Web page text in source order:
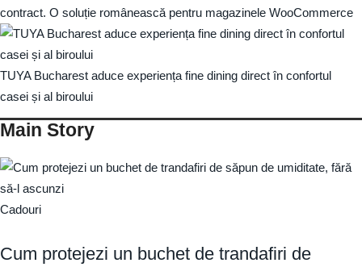
contract. O soluție românească pentru magazinele WooCommerce
TUYA Bucharest aduce experiența fine dining direct în confortul
casei și al biroului
Main Story
Cadouri
Cum protejezi un buchet de trandafiri de